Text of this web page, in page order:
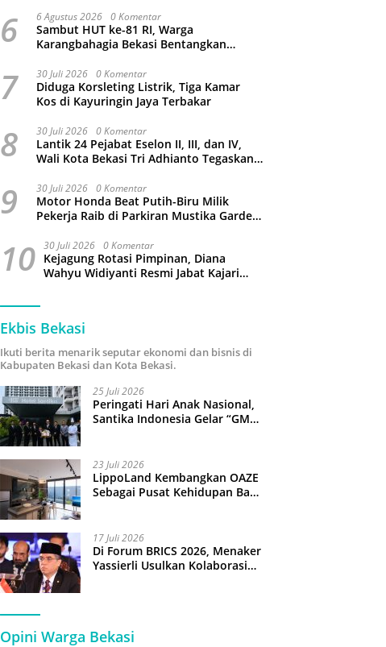
Sanksi Pemecatan
6 6 Agustus 2026 0 Komentar
Sambut HUT ke-81 RI, Warga
Karangbahagia Bekasi Bentangkan
7 30 Juli 2026 0 Komentar
Diduga Korsleting Listrik, Tiga Kamar
Kos di Kayuringin Jaya Terbakar
8 30 Juli 2026 0 Komentar
Lantik 24 Pejabat Eselon II, III, dan IV,
Wali Kota Bekasi Tri Adhianto Tegaskan
Komentar Medsos
9 30 Juli 2026 0 Komentar
Motor Honda Beat Putih-Biru Milik
Pekerja Raib di Parkiran Mustika Garden
10 30 Juli 2026 0 Komentar
Kejagung Rotasi Pimpinan, Diana
Wahyu Widiyanti Resmi Jabat Kajari
Ekbis Bekasi
Ikuti berita menarik seputar ekonomi dan bisnis di
Kabupaten Bekasi dan Kota Bekasi.
25 Juli 2026
Peringati Hari Anak Nasional,
Santika Indonesia Gelar “GM
23 Juli 2026
LippoLand Kembangkan OAZE
Sebagai Pusat Kehidupan Baru
17 Juli 2026
Di Forum BRICS 2026, Menaker
Yassierli Usulkan Kolaborasi
Opini Warga Bekasi